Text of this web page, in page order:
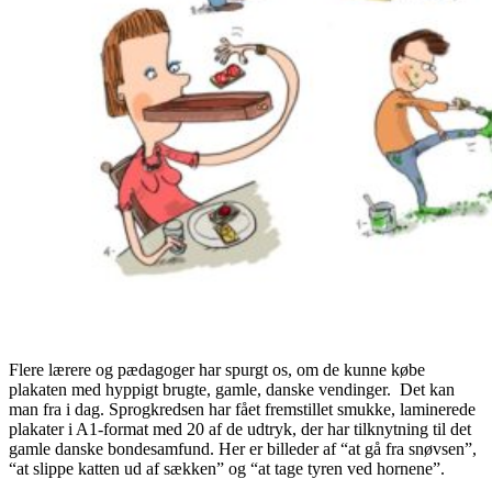
Flere lærere og pædagoger har spurgt os, om de kunne købe
plakaten med hyppigt brugte, gamle, danske vendinger. Det kan
man fra i dag. Sprogkredsen har fået fremstillet smukke, laminerede
plakater i A1-format med 20 af de udtryk, der har tilknytning til det
gamle danske bondesamfund. Her er billeder af “at gå fra snøvsen”,
“at slippe katten ud af sækken” og “at tage tyren ved hornene”.